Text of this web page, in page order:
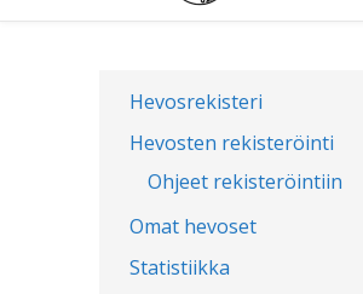
Hevosrekisteri
Hevosten rekisteröinti
Ohjeet rekisteröintiin
Omat hevoset
Statistiikka